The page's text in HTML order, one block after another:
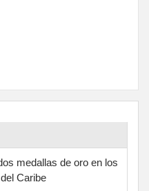
medallas de oro en los
Caribe